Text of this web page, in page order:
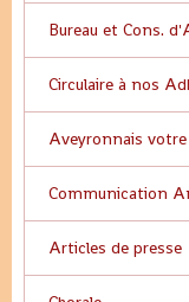
Bureau et Cons.
Circulaire à nos
Aveyronnais
Communication
Articles de presse